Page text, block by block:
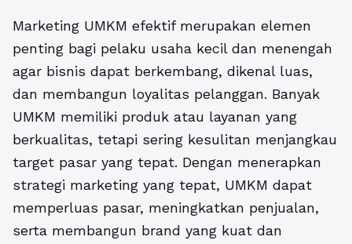
Marketing UMKM efektif merupakan elemen
penting bagi pelaku usaha kecil dan menengah
agar bisnis dapat berkembang, dikenal luas,
dan membangun loyalitas pelanggan. Banyak
UMKM memiliki produk atau layanan yang
berkualitas, tetapi sering kesulitan menjangkau
target pasar yang tepat. Dengan menerapkan
strategi marketing yang tepat, UMKM dapat
memperluas pasar, meningkatkan penjualan,
serta membangun brand yang kuat dan